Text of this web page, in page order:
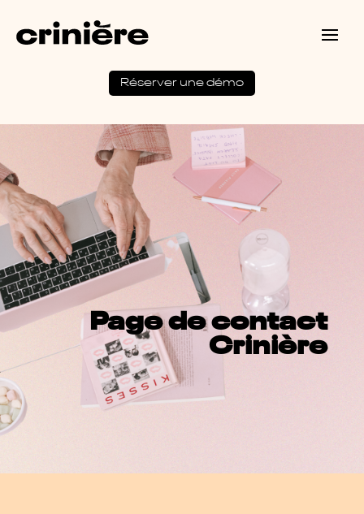
Réserver une démo
Page de contact
Crinière